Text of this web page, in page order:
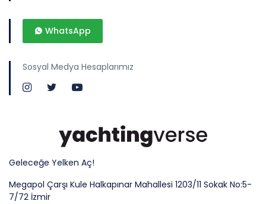
WhatsApp
Sosyal Medya Hesaplarımız
Geleceğe Yelken Aç!
Megapol Çarşı Kule Halkapınar Mahallesi 1203/11 Sokak No:5-
7/72 İzmir